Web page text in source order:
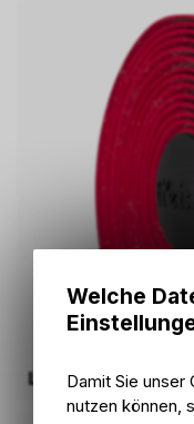
Lenkerbänder
Welche
Damit Sie
nutzen können,